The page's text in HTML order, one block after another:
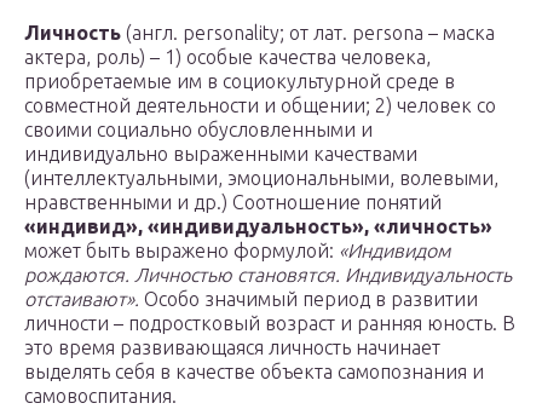
Личность (англ. personality; от лат. persona – маска
актера, роль) – 1) особые качества человека,
приобретаемые им в социокультурной среде в
совместной деятельности и общении; 2) человек со
своими социально обусловленными и
индивидуально выраженными качествами
(интеллектуальными, эмоциональными, волевыми,
нравственными и др.) Соотношение понятий
«индивид», «индивидуальность», «личность»
может быть выражено формулой: «Индивидом
рождаются. Личностью становятся. Индивидуальность
отстаивают». Особо значимый период в развитии
личности – подростковый возраст и ранняя юность. В
это время развивающаяся личность начинает
выделять себя в качестве объекта самопознания и
самовоспитания.